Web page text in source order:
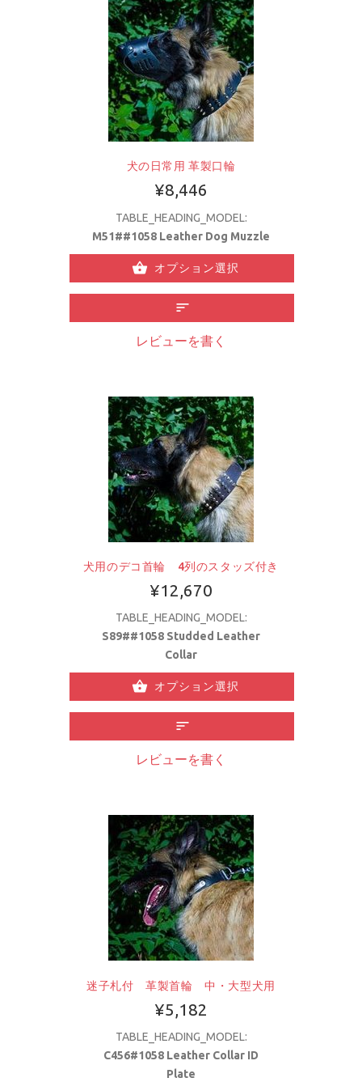
犬の日常用 革製口輪
¥8,446
TABLE_HEADING_MODEL:
M51##1058 Leather Dog Muzzle
オプション選択
レビューを書く
犬用のデコ首輪 4列のスタッズ付き
¥12,670
TABLE_HEADING_MODEL:
S89##1058 Studded Leather
Collar
オプション選択
レビューを書く
迷子札付 革製首輪 中・大型犬用
¥5,182
TABLE_HEADING_MODEL:
C456#1058 Leather Collar ID
Plate